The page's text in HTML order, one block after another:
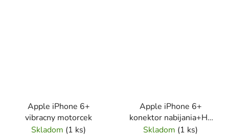
Apple iPhone 6+
vibracny motorcek
Skladom (1 ks)
Apple iPhone 6+
konektor nabijania+HF
cierny
Skladom (1 ks)